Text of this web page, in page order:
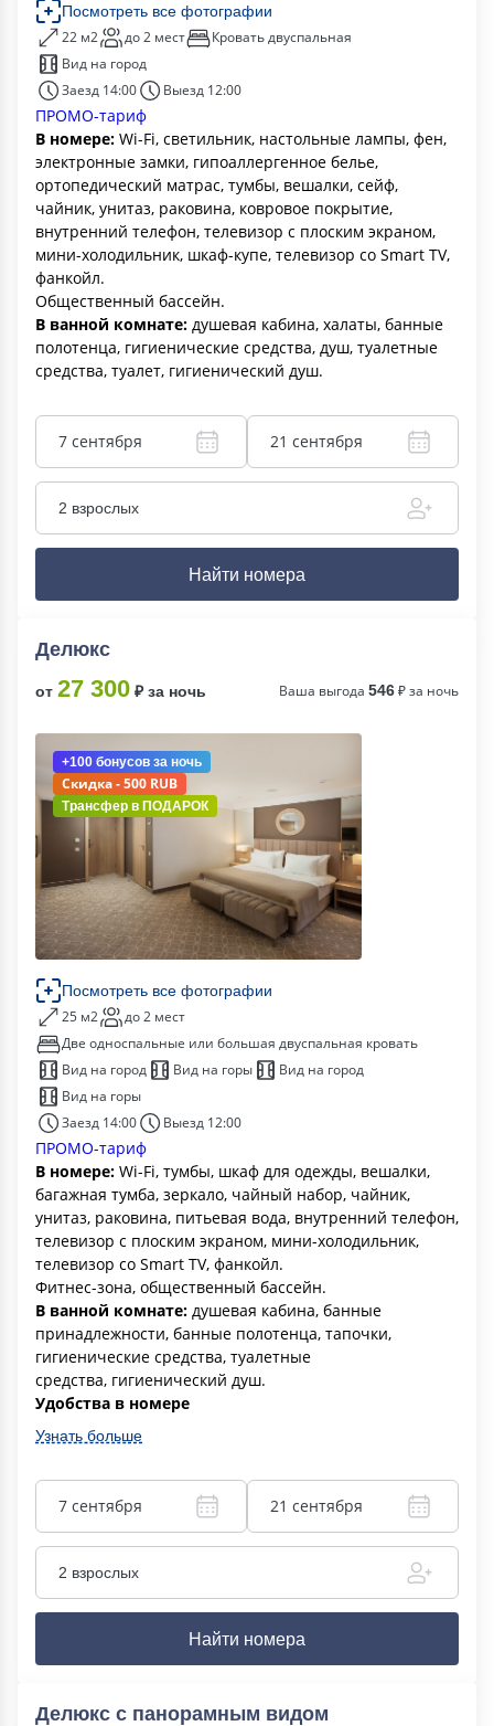
Посмотреть все фотографии
22 м2 до 2 мест
Кровать двуспальная
Вид на город
Заезд 14:00
Выезд 12:00
ПРОМО-тариф
В номере: Wi-Fi, светильник, настольные лампы, фен,
электронные замки, гипоаллергенное белье,
ортопедический матрас, тумбы, вешалки, сейф,
чайник, унитаз, раковина, ковровое покрытие,
внутренний телефон, телевизор с плоским экраном,
мини-холодильник, шкаф-купе, телевизор со Smart TV,
фанкойл.
Общественный бассейн.
В ванной комнате: душевая кабина, халаты, банные
полотенца, гигиенические средства, душ, туалетные
средства, туалет, гигиенический душ.
7 сентября 21 сентября
2 взрослых
Найти номера
Делюкс
от 27 300 ₽ за ночь Ваша выгода 546₽ за ночь
+100 бонусов за ночь
Скидка - 500 RUB
Трансфер в ПОДАРОК
Посмотреть все фотографии
25 м2
до 2 мест
Две односпальные или большая двуспальная кровать
Вид на город
Вид на горы
Вид на город
Вид на горы
Заезд 14:00
Выезд 12:00
ПРОМО-тариф
В номере: Wi-Fi, тумбы, шкаф для одежды, вешалки,
багажная тумба, зеркало, чайный набор, чайник,
унитаз, раковина, питьевая вода, внутренний телефон,
телевизор с плоским экраном, мини-холодильник,
телевизор со Smart TV, фанкойл.
Фитнес-зона, общественный бассейн.
В ванной комнате: душевая кабина, банные
принадлежности, банные полотенца, тапочки,
гигиенические средства, туалетные
средства, гигиенический душ.
Удобства в номере
Узнать больше
7 сентября 21 сентября
2 взрослых
Найти номера
Делюкс с панорамным видом